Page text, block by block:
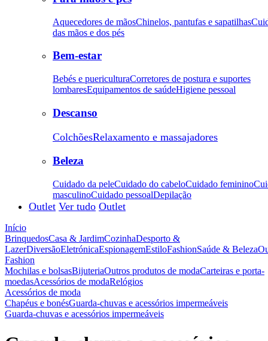
Aquecedores de mãosChinelos, pantufas e sapatilhas
das mãos e dos pés
Bem-estar
Bebés e puericulturaCorretores de postura e suportes
lombaresEquipamentos de saúdeHigiene pessoal
Descanso
ColchõesRelaxamento e massajadores
Beleza
Cuidado da peleCuidado do cabeloCuidado feminino
masculinoCuidado pessoalDepilação
Outlet Ver tudo Outlet
Início
BrinquedosCasa & JardimCozinhaDesporto &
LazerDiversãoEletrónicaEspionagemEstiloFashionSaúde & Beleza
Fashion
Mochilas e bolsasBijuteriaOutros produtos de modaCarteiras e porta-
moedasAcessórios de modaRelógios
Acessórios de moda
Chapéus e bonésGuarda-chuvas e acessórios impermeáveis
Guarda-chuvas e acessórios impermeáveis